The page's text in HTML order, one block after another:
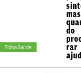
Folha Saúde
do
rar